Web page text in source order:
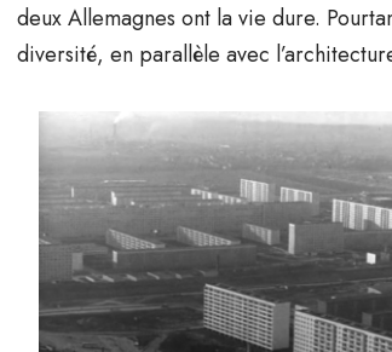
deux Allemagnes ont la vie dure.
diversité, en parallèle avec